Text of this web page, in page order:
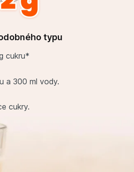
typu
cukru*
a 300 ml vody.
cukry.